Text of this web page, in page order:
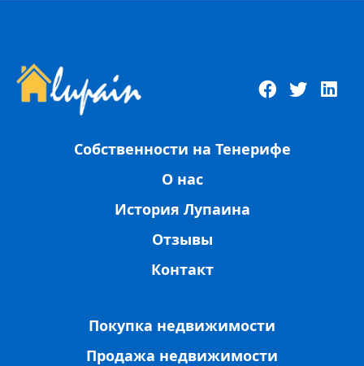
Собственности на Тенерифе
О нас
История Лупаина
Отзывы
Контакт
Покупка недвижимости
Продажа недвижимости